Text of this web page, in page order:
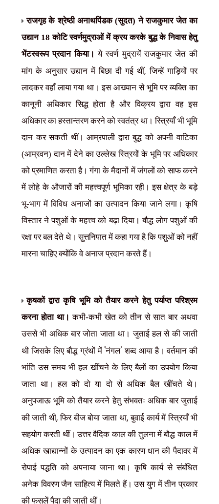
राजगृह के श्रेष्ठी अनाथपिंडक (सुदत) ने राजकुमार जेत का
उद्यान 18 कोटि स्वर्णमुद्राओं में क्रय करके बुद्ध के निवास हेतु
भेंटस्वरूप प्रदान किया।ये स्वर्ण मुद्रायें राजकुमार जेत की
मांग के अनुसार उद्यान में बिछा दी गई थीं,जिन्हें गाड़ियों पर
लादकर वहाँ लाया गया था। इस आख्यान से भूमि पर व्यक्ति का
कानूनी अधिकार सिद्ध होता है और विक्रय द्वारा वह इस
अधिकार का हस्तान्तरण करने को स्वतंत्र था। स्त्रियाँ भी भूमि
दान कर सकती थीं। आम्रपाली द्वारा बुद्ध को अपनी वाटिका
(आम्रवन) दान में देने का उल्लेख स्त्रियों के भूमि पर अधिकार
को प्रमाणित करता है। गंगा के मैदानों में जंगलों को साफ करने
में लोहे के औजारों की महत्त्वपूर्ण भूमिका रही। इस क्षेत्र के बड़े
भू-भाग में विविध अनाजों का उत्पादन किया जाने लगा। कृषि
विस्तार ने पशुओं के महत्त्व को बढ़ा दिया। बौद्ध लोग पशुओं की
रक्षा पर बल देते थे। सुत्तनिपात में कहा गया है कि पशुओं को नहीं
मारना चाहिए क्योंकि वे अनाज प्रदान करते हैं।
कृषकों द्वारा कृषि भूमि को तैयार करने हेतु पर्याप्त परिश्रम
करना होता था। कभी-कभी खेत को तीन से सात बार अथवा
उससे भी अधिक बार जोता जाता था। जुताई हल से की जाती
थी जिसके लिए बौद्ध ग्रंथों में 'नंगल'शब्द आया है। वर्तमान की
भांति उस समय भी हल खींचने के लिए बैलों का उपयोग किया
जाता था। हल को दो या दो से अधिक बैल खींचते थे।
अनुपजाऊ भूमि को तैयार करने हेतु संभवतः अधिक बार जुताई
की जाती थी,फिर बीज बोया जाता था,बुवाई कार्य में स्त्रियाँ भी
सहयोग करती थीं। उत्तर वैदिक काल की तुलना में बौद्ध काल में
अधिक खाद्यान्नों के उत्पादन का एक कारण धान की पैदावर में
रोपाई पद्धति को अपनाया जाना था। कृषि कार्य से संबंधित
अनेक विवरण जैन साहित्य में मिलते हैं। उस युग में तीन प्रकार
की फसलें पैदा की जाती थीं।